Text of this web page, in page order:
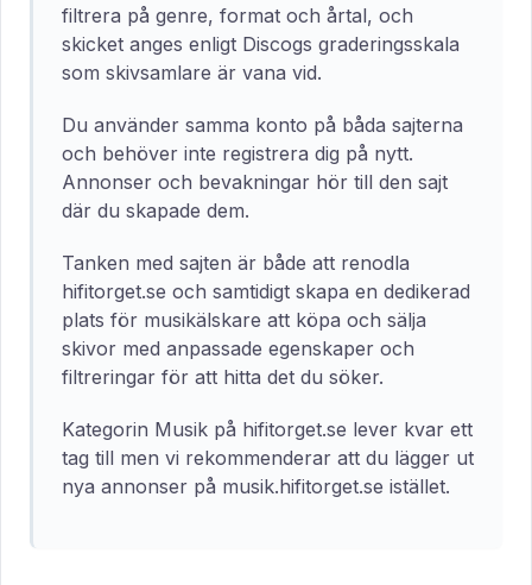
filtrera på genre, format och årtal, och
skicket anges enligt Discogs graderingsskala
som skivsamlare är vana vid.
Du använder samma konto på båda sajterna
och behöver inte registrera dig på nytt.
Annonser och bevakningar hör till den sajt
där du skapade dem.
Tanken med sajten är både att renodla
hifitorget.se och samtidigt skapa en dedikerad
plats för musikälskare att köpa och sälja
skivor med anpassade egenskaper och
filtreringar för att hitta det du söker.
Kategorin Musik på hifitorget.se lever kvar ett
tag till men vi rekommenderar att du lägger ut
nya annonser på musik.hifitorget.se istället.